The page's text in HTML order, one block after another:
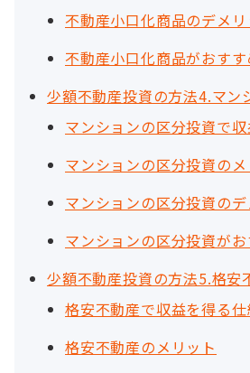
不動産小口化商品のデメリ
不動産小口化商品がおす
少額不動産投資の方法4.マン
マンションの区分投資で
マンションの区分投資のメ
マンションの区分投資の
マンションの区分投資が
少額不動産投資の方法5.格安
格安不動産で収益を得る仕
格安不動産のメリット